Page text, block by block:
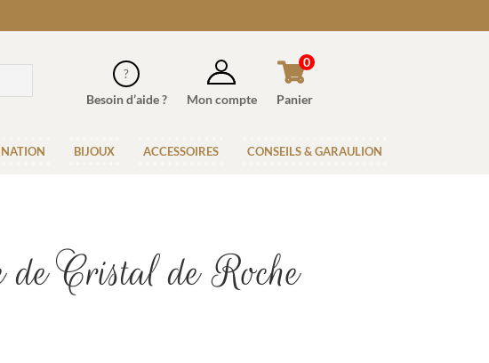
Besoin d’aide ? Mon compte Panier
0
BIJOUX ACCESSOIRES CONSEILS & GARAULION
de Cristal de Roche